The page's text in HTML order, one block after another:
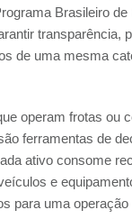
Brasileiro
transparência,
de uma mesma
operam frotas ou
ferramentas de
ativo consome
e
para uma